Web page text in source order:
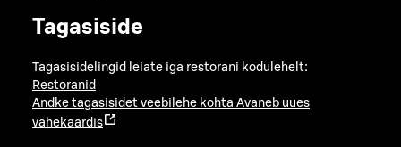
Tagasiside
Tagasisidelingid leiate iga restorani kodulehelt:
Restoranid
Andke tagasisidet veebilehe kohta Avaneb uues
vahekaardis